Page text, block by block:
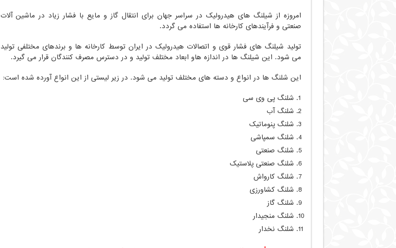
امروزه از شیلنگ های هیدرولیک در سراسر جهان برای انتقال گاز و مایع با فشار زیاد در ماشین آلات
صنعتی و فرآیندهای کارخانه ها استفاده می گردد.
تولید شیلنگ های فشار قوی و اتصالات هیدرولیک در ایران توسط کارخانه ها و برندهای مختلفی تولید
می شود. این شیلنگ ها در اندازه هاو ابعاد مختلف تولید و در دسترس مصرف کنندگان قرار می گیرد.
این شلنگ ها در انواع و دسته های مختلف تولید می شود. در زیر لیستی از این انواع آورده شده است:
شلنگ پی وی سی
شلنگ آب
شلنگ پنوماتیک
شلنگ سمپاشی
شلنگ صنعتی
شلنگ صنعتی پلاستیک
شلنگ کارواش
شلنگ کشاورزی
شلنگ گاز
شلنگ منجیدار
شلنگ نخدار